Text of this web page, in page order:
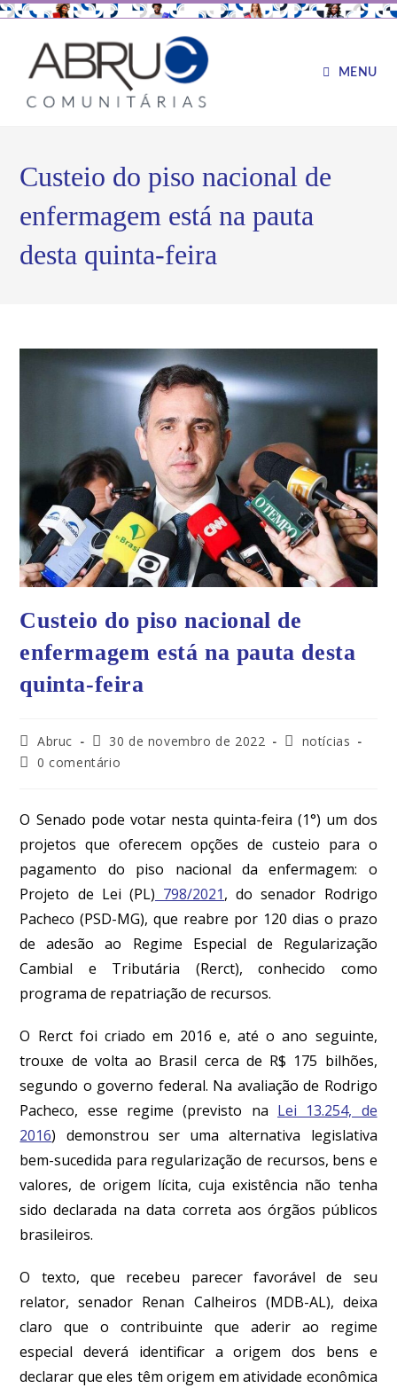
MENU
Custeio do piso nacional de
enfermagem está na pauta
desta quinta-feira
Custeio do piso nacional de
enfermagem está na pauta desta
quinta-feira
Abruc 30 de novembro de 2022
notícias
0 comentário
O Senado pode votar nesta quinta-feira (1°) um dos
projetos que oferecem opções de custeio para o
pagamento do piso nacional da enfermagem: o
Projeto de Lei (PL) 798/2021, do senador Rodrigo
Pacheco (PSD-MG), que reabre por 120 dias o prazo
de adesão ao Regime Especial de Regularização
Cambial e Tributária (Rerct), conhecido como
programa de repatriação de recursos.
O Rerct foi criado em 2016 e, até o ano seguinte,
trouxe de volta ao Brasil cerca de R$ 175 bilhões,
segundo o governo federal. Na avaliação de Rodrigo
Pacheco, esse regime (previsto na Lei 13.254, de
2016) demonstrou ser uma alternativa legislativa
bem-sucedida para regularização de recursos, bens e
valores, de origem lícita, cuja existência não tenha
sido declarada na data correta aos órgãos públicos
brasileiros.
O texto, que recebeu parecer favorável de seu
relator, senador Renan Calheiros (MDB-AL), deixa
claro que o contribuinte que aderir ao regime
especial deverá identificar a origem dos bens e
declarar que eles têm origem em atividade econômica